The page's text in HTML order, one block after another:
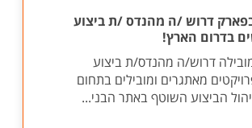
דרוש /ה מהנדס /ת ביצוע
בדרום הארץ!
דרוש/ה מהנדס/ת ביצוע
מאתגרים ומובילים בתחום
הביצוע השוטף באתר הבני...